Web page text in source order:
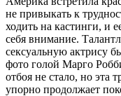
не привыкать к
ходить на кастинги, и
себя внимание.
сексуальную актрису
фото голой Марго
отбоя не стало, но эта
упорно продолжает